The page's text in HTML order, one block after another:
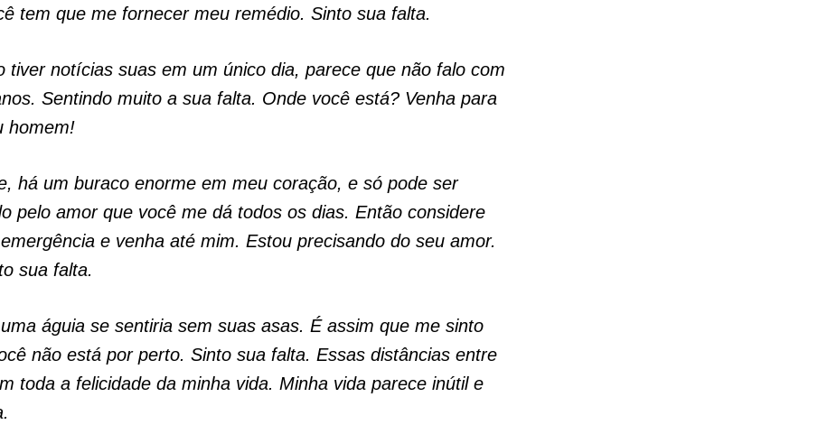
tem que me fornecer meu remédio. Sinto sua falta.
tiver notícias suas em um único dia, parece que não falo com
Sentindo muito a sua falta. Onde você está? Venha para
homem!
há um buraco enorme em meu coração, e só pode ser
pelo amor que você me dá todos os dias. Então considere
e venha até mim. Estou precisando do seu amor.
sua falta.
águia se sentiria sem suas asas. É assim que me sinto
não está por perto. Sinto sua falta. Essas distâncias entre
toda a felicidade da minha vida. Minha vida parece inútil e